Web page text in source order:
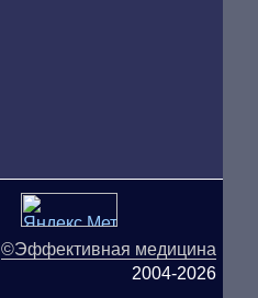
©Эффективная медицина
2004-2026